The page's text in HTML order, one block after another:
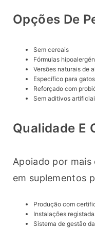
Opções De
Sem cereais
Fórmulas
Versões naturais de
Específico para
Reforçado com
Sem aditivos
Qualidade E
Apoiado por mais
em suplementos
Produção com
Instalações
Sistema de gestão